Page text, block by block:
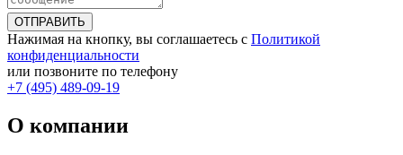
ОТПРАВИТЬ
Нажимая на кнопку, вы соглашаетесь с Политикой
конфиденциальности
или позвоните по телефону
+7 (495) 489-09-19
О компании